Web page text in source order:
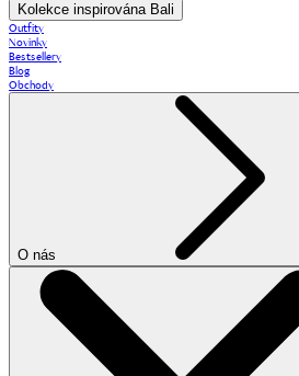
Kolekce inspirována Bali
Outfity
Novinky
Bestsellery
Blog
Obchody
O nás